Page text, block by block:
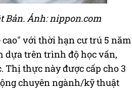
Bản. Ảnh: nippon.com
với thời hạn cư trú 5 năm
dựa trên trình độ học vấn,
thực này được cấp cho 3
chuyên ngành/kỹ thuật